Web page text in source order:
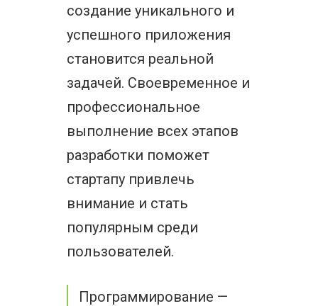
создание уникального и
успешного приложения
становится реальной
задачей. Своевременное и
профессиональное
выполнение всех этапов
разработки поможет
стартапу привлечь
внимание и стать
популярным среди
пользователей.
Программирование —